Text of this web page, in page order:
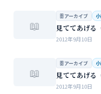
📖
🗄 アーカイブ
見ててあげる
2012年9月10日
📖
🗄 アーカイブ
見ててあげる
2012年9月10日